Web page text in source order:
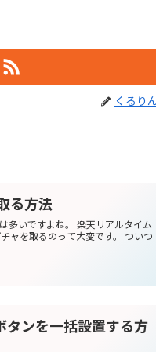
くるり
る方法
多いですよね。 楽天リアルタイム
ャを取るのって大変です。 ついつ
タンを一括設置する方